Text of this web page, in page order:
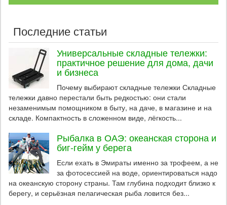
Последние статьи
Универсальные складные тележки:
практичное решение для дома, дачи
и бизнеса
Почему выбирают складные тележки Складные
тележки давно перестали быть редкостью: они стали
незаменимым помощником в быту, на даче, в магазине и на
складе. Компактность в сложенном виде, лёгкость...
Рыбалка в ОАЭ: океанская сторона и
биг-гейм у берега
Если ехать в Эмираты именно за трофеем, а не
за фотосессией на воде, ориентироваться надо
на океанскую сторону страны. Там глубина подходит близко к
берегу, и серьёзная пелагическая рыба ловится без...